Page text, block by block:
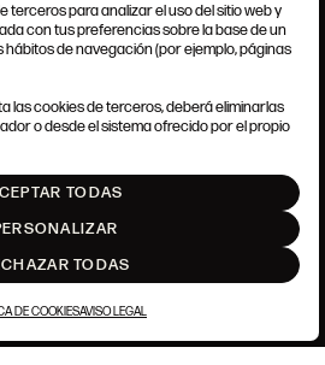
GENERALES
DE COOKIES
DE COOKIES
terceros para analizar el uso del sitio web y
con tus preferencias sobre la base de un
de navegación (por ejemplo, páginas
las cookies de terceros, deberá eliminarlas
o desde el sistema ofrecido por el propio
TODAS
TODAS
DE COOKIESAVISO LEGAL